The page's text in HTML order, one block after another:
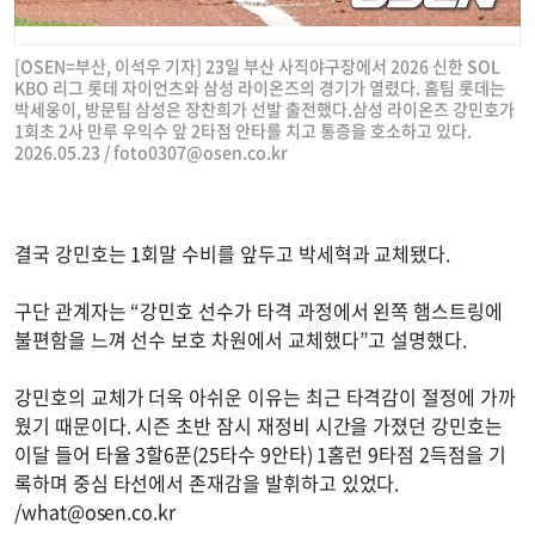
[OSEN=부산, 이석우 기자] 23일 부산 사직야구장에서 2026 신한 SOL
KBO 리그 롯데 자이언츠와 삼성 라이온즈의 경기가 열렸다. 홈팀 롯데는
박세웅이, 방문팀 삼성은 장찬희가 선발 출전했다.삼성 라이온즈 강민호가
1회초 2사 만루 우익수 앞 2타점 안타를 치고 통증을 호소하고 있다.
2026.05.23 /foto0307@osen.co.kr
결국 강민호는 1회말 수비를 앞두고 박세혁과 교체됐다.
구단 관계자는 “강민호 선수가 타격 과정에서 왼쪽 햄스트링에
불편함을 느껴 선수 보호 차원에서 교체했다”고 설명했다.
강민호의 교체가 더욱 아쉬운 이유는 최근 타격감이 절정에 가까
웠기 때문이다. 시즌 초반 잠시 재정비 시간을 가졌던 강민호는
이달 들어 타율 3할6푼(25타수 9안타) 1홈런 9타점 2득점을 기
록하며 중심 타선에서 존재감을 발휘하고 있었다.
/what@osen.co.kr